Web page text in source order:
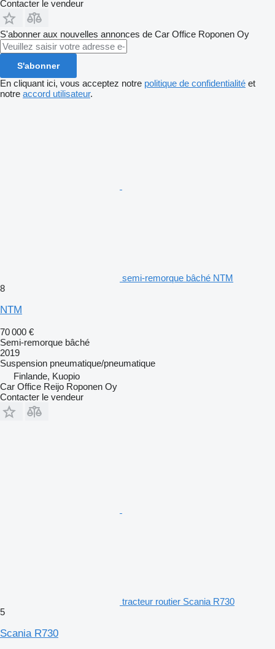
Contacter le vendeur
S'abonner aux nouvelles annonces de Car Office Roponen Oy
S'abonner
En cliquant ici, vous acceptez notre politique de confidentialité et
notre accord utilisateur.
semi-remorque bâché NTM
8
NTM
70 000 €
Semi-remorque bâché
2019
Suspension pneumatique/pneumatique
Finlande, Kuopio
Car Office Reijo Roponen Oy
Contacter le vendeur
tracteur routier Scania R730
5
Scania R730